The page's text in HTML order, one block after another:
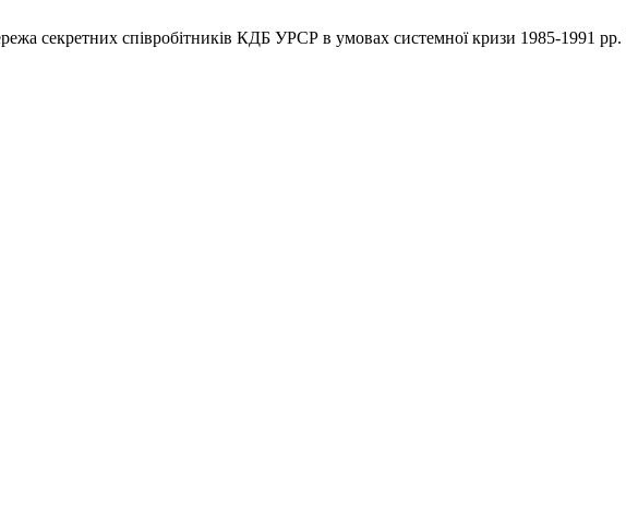
секретних співробітників КДБ УРСР в умовах системної кризи 1985-1991 рр.